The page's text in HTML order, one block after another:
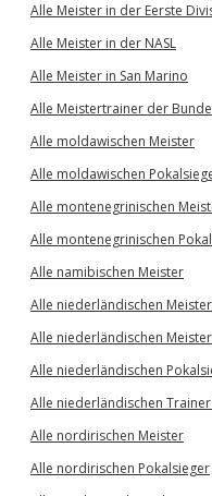
Alle Meister in der Eerste
Alle Meister in der NASL
Alle Meister in San Marino
Alle Meistertrainer der
Alle moldawischen Meister
Alle moldawischen
Alle montenegrinischen
Alle montenegrinischen
Alle namibischen Meister
Alle niederländischen Meister
Alle niederländischen
Alle niederländischen
Alle niederländischen
Alle nordirischen Meister
Alle nordirischen Pokalsieger